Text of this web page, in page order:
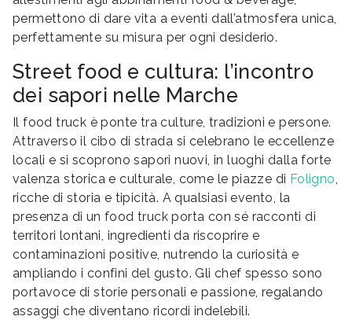
permettono di dare vita a eventi dall’atmosfera unica,
perfettamente su misura per ogni desiderio.
Street food e cultura: l’incontro
dei sapori nelle Marche
Il food truck è ponte tra culture, tradizioni e persone.
Attraverso il cibo di strada si celebrano le eccellenze
locali e si scoprono sapori nuovi, in luoghi dalla forte
valenza storica e culturale, come le piazze di Foligno,
ricche di storia e tipicità. A qualsiasi evento, la
presenza di un food truck porta con sé racconti di
territori lontani, ingredienti da riscoprire e
contaminazioni positive, nutrendo la curiosità e
ampliando i confini del gusto. Gli chef spesso sono
portavoce di storie personali e passione, regalando
assaggi che diventano ricordi indelebili.